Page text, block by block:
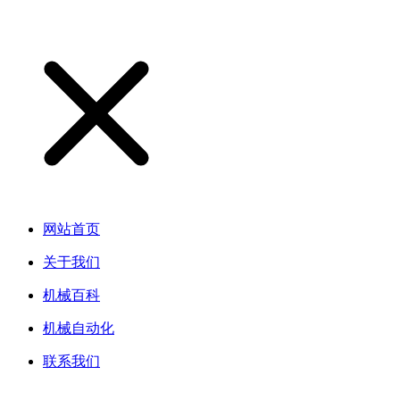
网站首页
关于我们
机械百科
机械自动化
联系我们